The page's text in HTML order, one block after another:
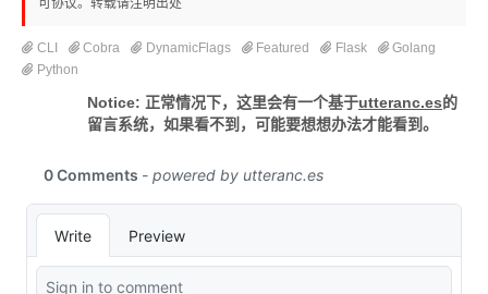
可协议。转载请注明出处
CLI Cobra DynamicFlags Featured Flask
Golang
Python
Notice: 正常情况下，这里会有一个基于utteranc.es的
留言系统，如果看不到，可能要想想办法才能看到。